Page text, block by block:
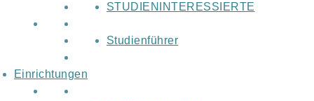
STUDIENINTERESSIERTE
Studienführer
Einrichtungen